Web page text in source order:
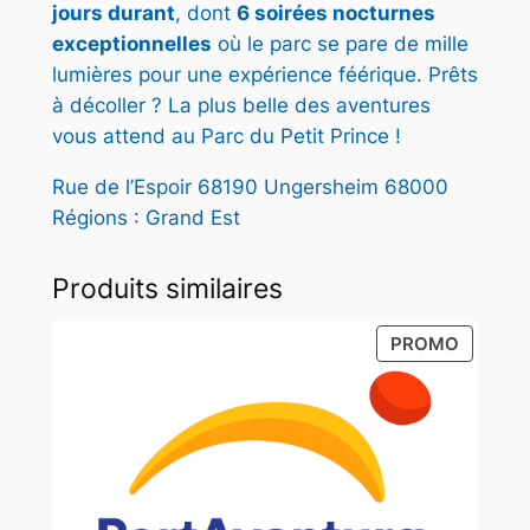
jours durant, dont 6 soirées nocturnes
exceptionnelles où le parc se pare de mille
lumières pour une expérience féérique. Prêts
à décoller ? La plus belle des aventures
vous attend au Parc du Petit Prince !
Rue de l’Espoir 68190 Ungersheim 68000
Régions : Grand Est
Produits similaires
PROMO
EN